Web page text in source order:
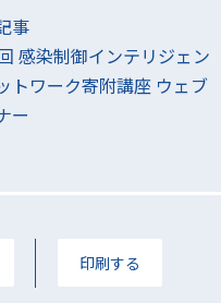
事
感染制御インテリジェン
トワーク寄附講座 ウェブ
ー
印刷する